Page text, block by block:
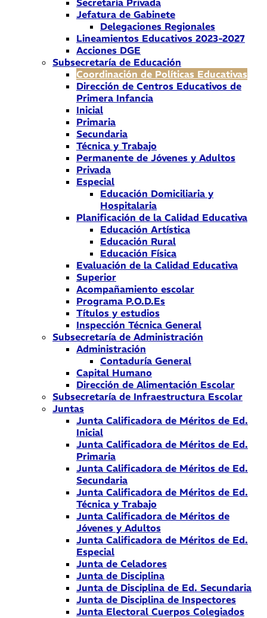
Secretaría Privada
Jefatura de Gabinete
Delegaciones Regionales
Lineamientos Educativos 2023-2027
Acciones DGE
Subsecretaría de Educación
Coordinación de Políticas Educativas
Dirección de Centros Educativos de
Primera Infancia
Inicial
Primaria
Secundaria
Técnica y Trabajo
Permanente de Jóvenes y Adultos
Privada
Especial
Educación Domiciliaria y
Hospitalaria
Planificación de la Calidad Educativa
Educación Artística
Educación Rural
Educación Física
Evaluación de la Calidad Educativa
Superior
Acompañamiento escolar
Programa P.O.D.Es
Títulos y estudios
Inspección Técnica General
Subsecretaría de Administración
Administración
Contaduría General
Capital Humano
Dirección de Alimentación Escolar
Subsecretaría de Infraestructura Escolar
Juntas
Junta Calificadora de Méritos de Ed.
Inicial
Junta Calificadora de Méritos de Ed.
Primaria
Junta Calificadora de Méritos de Ed.
Secundaria
Junta Calificadora de Méritos de Ed.
Técnica y Trabajo
Junta Calificadora de Méritos de
Jóvenes y Adultos
Junta Calificadora de Méritos de Ed.
Especial
Junta de Celadores
Junta de Disciplina
Junta de Disciplina de Ed. Secundaria
Junta de Disciplina de Inspectores
Junta Electoral Cuerpos Colegiados